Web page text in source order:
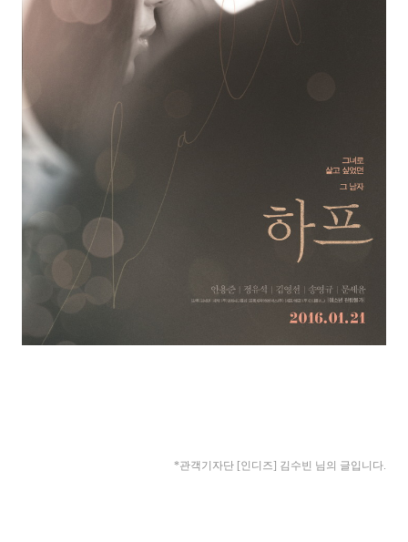
*관객기자단 [인디즈] 김수빈 님의 글입니다.